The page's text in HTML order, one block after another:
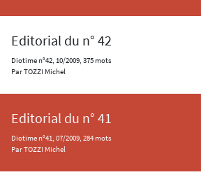
Editorial du n° 42
Diotime n°42, 10/2009, 375 mots
Par TOZZI Michel
Editorial du n° 41
Diotime n°41, 07/2009, 284 mots
Par TOZZI Michel